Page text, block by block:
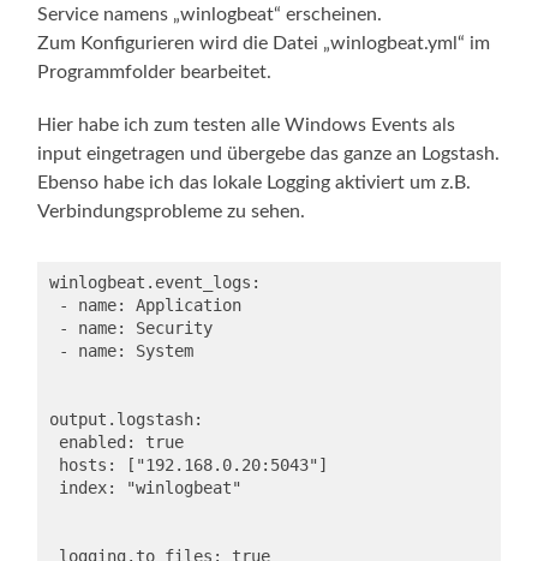
Service namens „winlogbeat“ erscheinen.
Zum Konfigurieren wird die Datei „winlogbeat.yml“ im
Programmfolder bearbeitet.
Hier habe ich zum testen alle Windows Events als
input eingetragen und übergebe das ganze an Logstash.
Ebenso habe ich das lokale Logging aktiviert um z.B.
Verbindungsprobleme zu sehen.
winlogbeat.event_logs:
output.logstash: